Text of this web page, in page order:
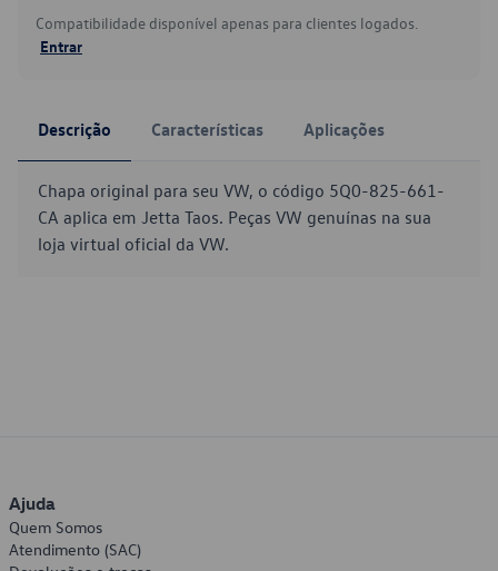
Compatibilidade disponível apenas para clientes logados.
Entrar
Descrição Características Aplicações
Chapa original para seu VW, o código 5Q0-825-661-
CA aplica em Jetta Taos. Peças VW genuínas na sua
loja virtual oficial da VW.
Ajuda
Quem Somos
Atendimento (SAC)